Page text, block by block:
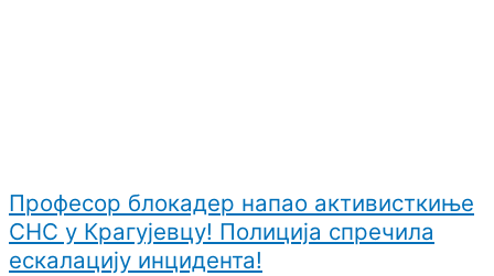
Професор блокадер напао активисткиње
СНС у Крагујевцу! Полиција спречила
ескалацију инцидента!